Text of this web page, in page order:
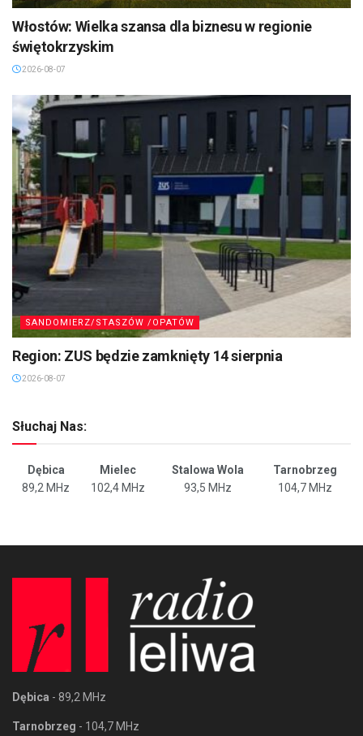
Włostów: Wielka szansa dla biznesu w regionie
świętokrzyskim
2026-08-07
SANDOMIERZ/STASZÓW /OPATÓW
Region: ZUS będzie zamknięty 14 sierpnia
2026-08-07
Słuchaj Nas:
Dębica Mielec Stalowa Wola
Tarnobrzeg
89,2 MHz
102,4 MHz 93,5 MHz 104,7 MHz
Dębica - 89,2 MHz
Tarnobrzeg - 104,7 MHz